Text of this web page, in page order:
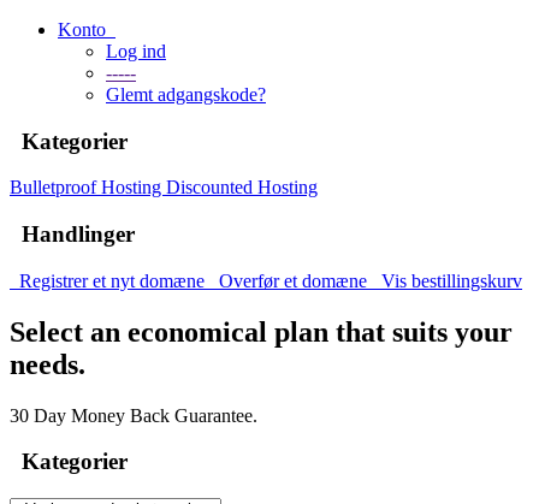
Konto
Log ind
-----
Glemt adgangskode?
Kategorier
Bulletproof Hosting Discounted Hosting
Handlinger
Registrer et nyt domæne Overfør et domæne Vis bestillingskurv
Select an economical plan that suits your
needs.
30 Day Money Back Guarantee.
Kategorier